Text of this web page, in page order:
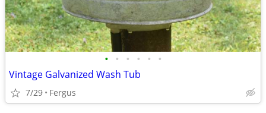
• • • • • •
Vintage Galvanized Wash Tub
7/29 Fergus